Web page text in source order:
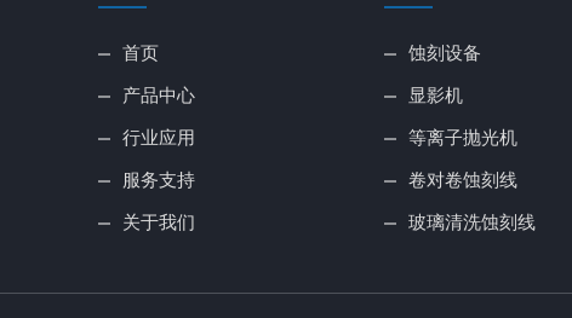
首页
产品中心
行业应用
服务支持
关于我们
蚀刻设备
显影机
等离子抛光机
卷对卷蚀刻线
玻璃清洗蚀刻线